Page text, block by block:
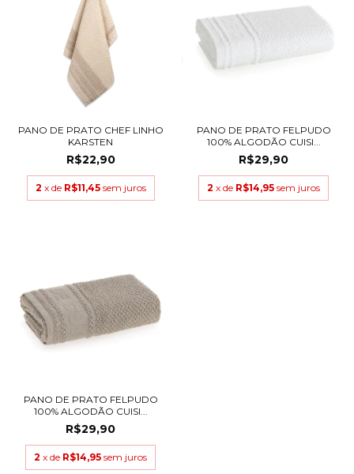
PANO DE PRATO CHEF LINHO
KARSTEN
R$22,90
2 x de R$11,45 sem juros
PANO DE PRATO FELPUDO
100% ALGODÃO CUISI...
R$29,90
2 x de R$14,95 sem juros
PANO DE PRATO FELPUDO
100% ALGODÃO CUISI...
R$29,90
2 x de R$14,95 sem juros